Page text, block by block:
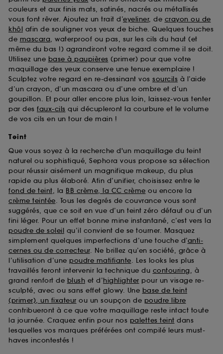
couleurs et aux finis mats, satinés, nacrés ou métallisés
vous font rêver. Ajoutez un trait d’eyeliner, de crayon ou de
khôl afin de souligner vos yeux de biche. Quelques touches
de mascara, waterproof ou pas, sur les cils du haut (et
même du bas !) agrandiront votre regard comme il se doit.
Utilisez une base à paupières (primer) pour que votre
maquillage des yeux conserve une tenue exemplaire !
Sculptez votre regard en re-dessinant vos sourcils à l’aide
d’un crayon, d’un mascara ou d’une ombre et d’un
goupillon. Et pour aller encore plus loin, laissez-vous tenter
par des faux-cils qui décupleront la courbure et le volume
de vos cils en un tour de main !
Teint
Que vous soyez à la recherche d'un maquillage du teint
naturel ou sophistiqué, Sephora vous propose sa sélection
pour réussir aisément un magnifique makeup, du plus
rapide au plus élaboré. Afin d’unifier, choisissez entre le
fond de teint, la BB crème, la CC crème ou encore la
crème teintée. Tous les degrés de couvrance vous sont
suggérés, que ce soit en vue d’un teint zéro défaut ou d’un
fini léger. Pour un effet bonne mine instantané, c’est vers la
poudre de soleil qu’il convient de se tourner. Masquez
simplement quelques imperfections d’une touche d’anti-
cernes ou de correcteur. Ne brillez qu’en société, grâce à
l’utilisation d’une poudre matifiante. Les looks les plus
travaillés feront intervenir la technique du contouring, à
grand renfort de blush et d’highlighter pour un visage re-
sculpté, avec ou sans effet glowy. Une base de teint
(primer), un fixateur ou un soupçon de poudre libre
contribueront à ce que votre maquillage reste intact toute
la journée. Craquez enfin pour nos palettes teint dans
lesquelles vos marques préférées ont compilé leurs must-
haves incontestés !